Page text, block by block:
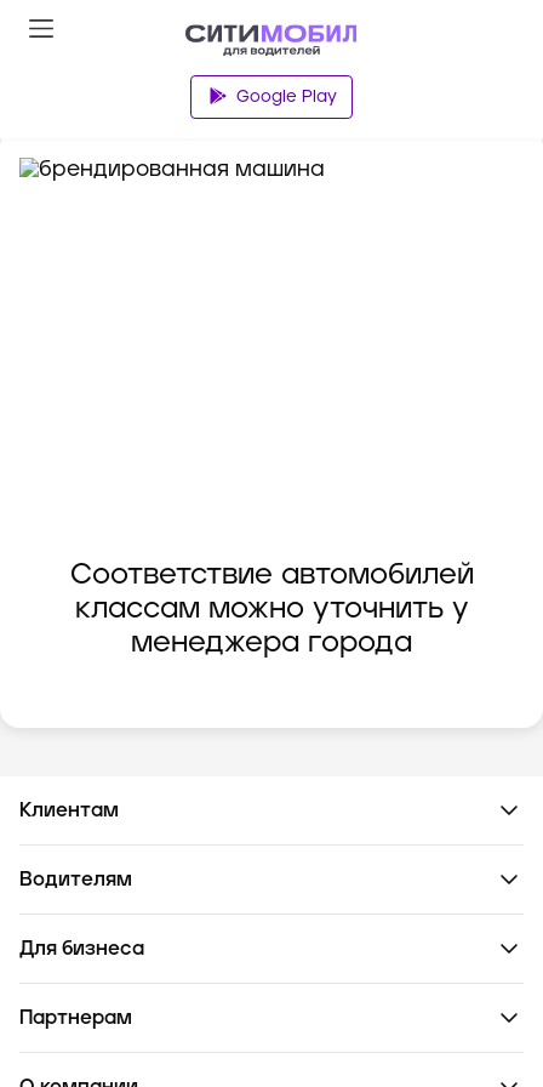
Google Play
Соответствие автомобилей
классам можно уточнить у
менеджера города
Клиентам
Водителям
Для бизнеса
Партнерам